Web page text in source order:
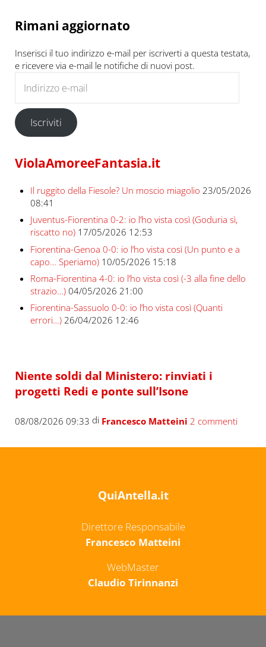
Rimani aggiornato
Inserisci il tuo indirizzo e-mail per iscriverti a questa testata,
e ricevere via e-mail le notifiche di nuovi post.
Iscriviti
ViolaAmoreeFantasia.it
Il ruggito della Fiesole? Un moscio miagolio 23/05/2026
08:41
Juventus-Fiorentina 0-2: io l’ho vista così (Goduria sì,
riscatto no) 17/05/2026 12:53
Fiorentina-Genoa 0-0: io l’ho vista così (Un punto e a
capo… Speriamo) 10/05/2026 15:18
Roma-Fiorentina 4-0: io l’ho vista così (-3 alla fine dello
strazio…) 04/05/2026 21:00
Fiorentina-Sassuolo 0-0: io l’ho vista così (Quanti
errori…) 26/04/2026 12:46
Niente soldi dal Ministero: rinviati i
progetti Redi e ponte sull’Isone
08/08/2026 09:33 di Francesco Matteini 2 commenti
QuiAntella.it
Direttore Responsabile
Francesco Matteini
WebMaster
Claudio Tirinnanzi